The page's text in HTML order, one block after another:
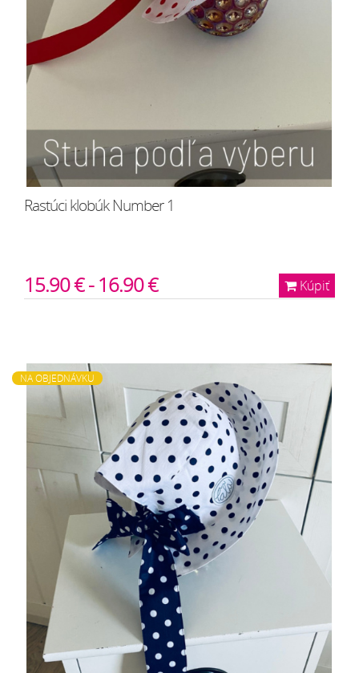
Rastúci klobúk Number 1
Kúpiť
15.90 € - 16.90 €
NA OBJEDNÁVKU